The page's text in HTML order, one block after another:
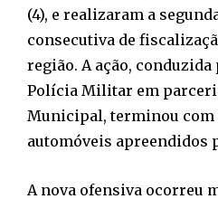
(4), e realizaram a
consecutiva de
região. A ação, conduzida
Polícia Militar em
Municipal, terminou com
automóveis apreendidos
A nova ofensiva ocorreu